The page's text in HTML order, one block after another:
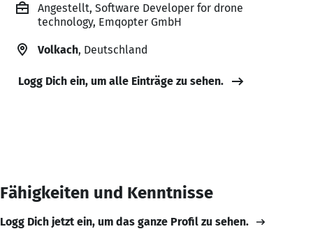
Angestellt, Software Developer for drone
technology, Emqopter GmbH
Volkach, Deutschland
Logg Dich ein, um alle Einträge zu sehen.
Fähigkeiten und Kenntnisse
Logg Dich jetzt ein, um das ganze Profil zu sehen.